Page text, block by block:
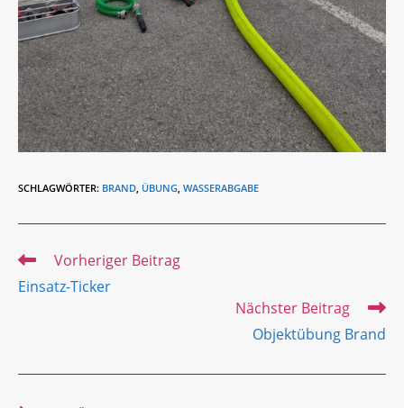
SCHLAGWÖRTER: BRAND, ÜBUNG, WASSERABGABE
Weitere
ansehen
Vorheriger Beitrag
Einsatz-Ticker
Nächster Beitrag
Objektübung Brand